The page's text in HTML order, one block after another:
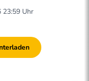
23:59 Uhr